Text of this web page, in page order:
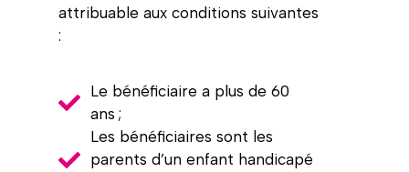
attribuable aux conditions suivantes
:
Le bénéficiaire a plus de 60
ans ;
Les bénéficiaires sont les
parents d’un enfant handicapé